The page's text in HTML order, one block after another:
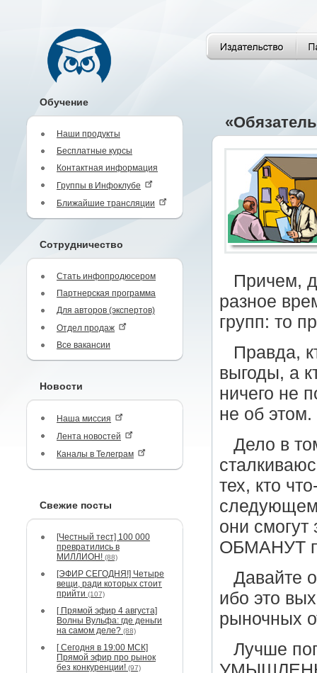
Обучение
Наши продукты
Бесплатные курсы
Контактная информация
Группы в Инфоклубе
Ближайшие трансляции
Сотрудничество
Стать инфопродюсером
Партнерская программа
Для авторов (экспертов)
Отдел продаж
Все вакансии
Новости
Наша миссия
Лента новостей
Каналы в Телеграм
Свежие посты
[Честный тест] 100 000
превратились в
МИЛЛИОН! (88)
[ЭФИР СЕГОДНЯ!] Четыре
вещи, ради которых стоит
прийти (107)
[ Прямой эфир 4 августа]
Волны Вульфа: где деньги
на самом деле? (88)
[ Сегодня в 19:00 МСК]
Прямой эфир про рынок
без конкуренции! (97)
Причем,
разное
групп: то
Правда,
выгоды, а
ничего не
не об этом.
Дело в
тех, кто
они
ОБМАНУТ
Давайте
ибо это
рыночных
Лучше